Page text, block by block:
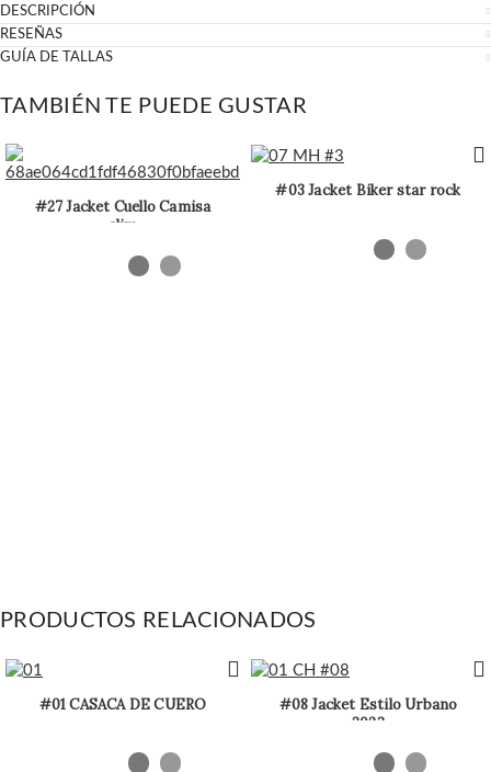
DESCRIPCIÓN
RESEÑAS
GUÍA DE TALLAS
TAMBIÉN TE PUEDE GUSTAR
#27 Jacket Cuello Camisa
slim
#03 Jacket Biker star rock
PRODUCTOS RELACIONADOS
#01 CASACA DE CUERO
#08 Jacket Estilo Urbano
2023